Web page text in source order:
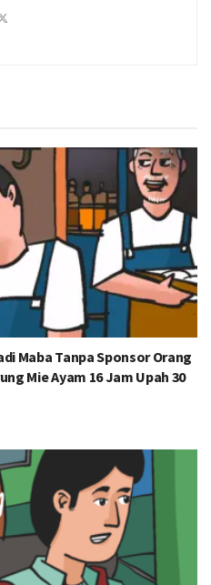
Maba Tanpa Sponsor Orang
Mie Ayam 16 Jam Upah 30